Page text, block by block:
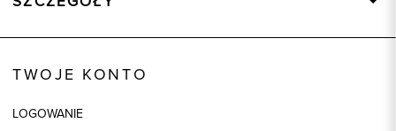
Skład tkaniny
TWOJE KONTO
LOGOWANIE